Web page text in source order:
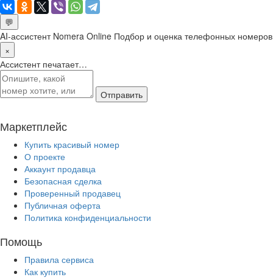
💬
AI-ассистент Nomera Online Подбор и оценка телефонных номеров
×
Ассистент печатает…
Отправить
Маркетплейс
Купить красивый номер
О проекте
Аккаунт продавца
Безопасная сделка
Проверенный продавец
Публичная оферта
Политика конфиденциальности
Помощь
Правила сервиса
Как купить